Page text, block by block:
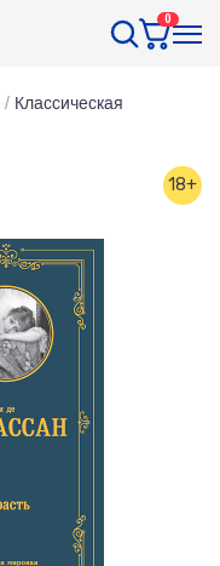
0
/ Классическая
18+